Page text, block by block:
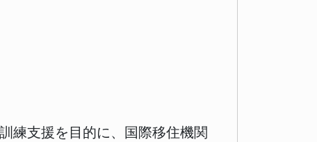
練支援を目的に、国際移住機関